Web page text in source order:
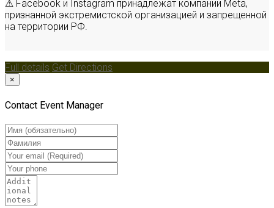
⚠ Facebook и Instagram принадлежат компании Meta,
признанной экстремистской организацией и запрещенной
на территории РФ.
Full details Get Directions
×
Contact Event Manager